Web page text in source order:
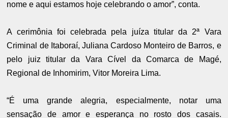
nome e aqui estamos hoje celebrando o amor”, conta.
A cerimônia foi celebrada pela juíza titular da 2ª Vara
Criminal de Itaboraí, Juliana Cardoso Monteiro de Barros, e
pelo juiz titular da Vara Cível da Comarca de Magé,
Regional de Inhomirim, Vitor Moreira Lima.
“É uma grande alegria, especialmente, notar uma
sensação de amor e esperança no rosto dos casais.